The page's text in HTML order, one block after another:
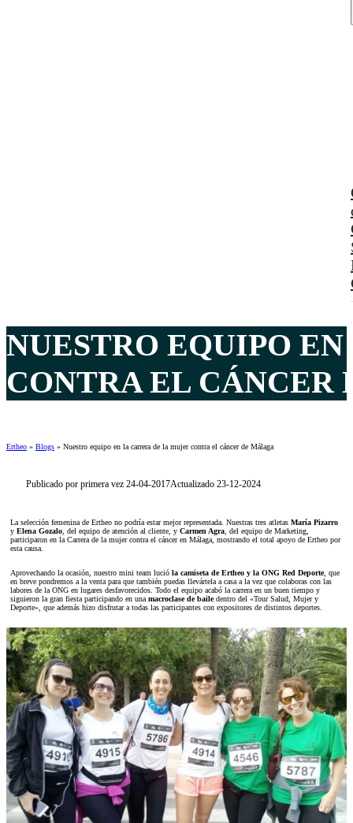
NUESTRO EQUIPO
CONTRA EL CÁNCER
Ertheo » Blogs » Nuestro equipo en la carrera de la mujer contra el cáncer de Málaga
Publicado por primera vez 24-04-2017Actualizado 23-12-2024
La selección femenina de Ertheo no podría estar mejor representada. Nuestras tres atletas María Pizarro
y Elena Gozalo , del equipo de atención al cliente, y Carmen Agra , del equipo de Marketing,
participaron en la Carrera de la mujer contra el cáncer en Málaga, mostrando el total apoyo de Ertheo por
esta causa.
Aprovechando la ocasión, nuestro mini team lució la camiseta de Ertheo y la ONG Red Deporte, que
en breve pondremos a la venta para que también puedas llevártela a casa a la vez que colaboras con las
labores de la ONG en lugares desfavorecidos. Todo el equipo acabó la carrera en un buen tiempo y
siguieron la gran fiesta participando en una macroclase de bailedentro del «Tour Salud, Mujer y
Deporte», que además hizo disfrutar a todas las participantes con expositores de distintos deportes.